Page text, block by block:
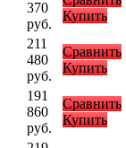
370
руб.
Купить
211
480
руб.
Сравнить
Купить
191
860
руб.
Сравнить
Купить